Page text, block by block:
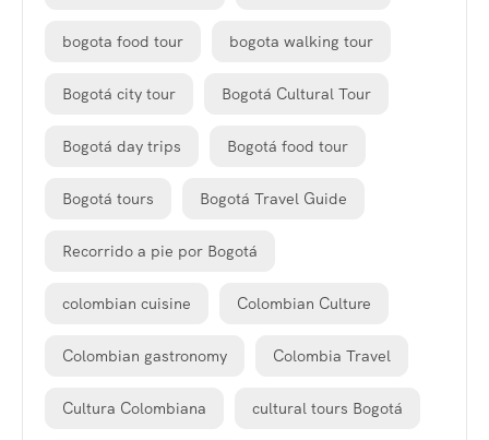
bogota food tour bogota walking tour
Bogotá city tour Bogotá Cultural Tour
Bogotá day trips Bogotá food tour
Bogotá tours Bogotá Travel Guide
Recorrido a pie por Bogotá
colombian cuisine Colombian Culture
Colombian gastronomy Colombia Travel
Cultura Colombiana cultural tours Bogotá